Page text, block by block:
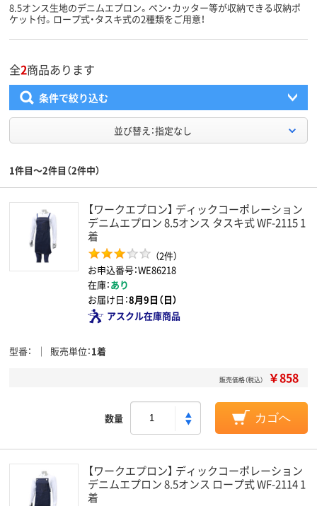
8.5オンス生地のデニムエプロン。ペン・カッター等が収納できる収納ポ
ケット付。ロープ式・タスキ式の2種類をご用意！
全2商品あります
条件で絞り込む
並び替え：指定なし
1件目～2件目（2件中）
【ワークエプロン】 ディックコーポレーション
デニムエプロン 8.5オンス タスキ式 WF-2115 1
着
（2件）
お申込番号：WE86218
在庫：あり
お届け日：8月9日（日）
アスクル在庫商品
型番 販売単位 1着
販売価格（税込） ￥858
数量 カゴへ
【ワークエプロン】 ディックコーポレーション
デニムエプロン 8.5オンス ロープ式 WF-2114 1
着